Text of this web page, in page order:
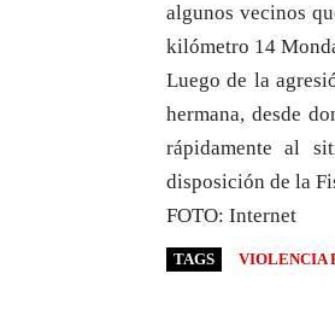
algunos vecinos
kilómetro 14
Luego de la
hermana, desde
rápidamente al
disposición de la
FOTO: Internet
TAGS VIOLENCIA